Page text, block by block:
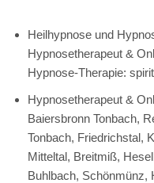
Heilhypnose und
Hypnosetherapeut &
Hypnose-Therapie:
Hypnosetherapeut &
Baiersbronn Tonbach,
Tonbach, Friedrichstal,
Mitteltal, Breitmiß,
Buhlbach, Schönmünz,